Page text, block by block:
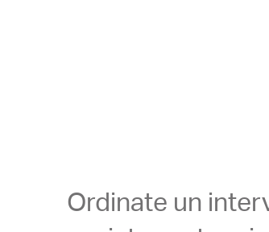
Ordinate un